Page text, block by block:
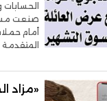
صنعت
أمام
«مزاد